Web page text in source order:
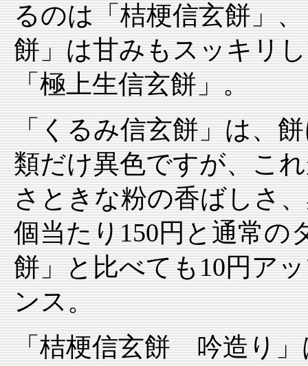
るのは「桔梗信玄餅」
餅」は甘みもスッキリ
「極上生信玄餅」。
「くるみ信玄餅」は、
類だけ異色ですが、こ
さときな粉の香ばしさ
個当たり150円と通常の
餅」と比べても10円ア
ンス。
「桔梗信玄餅 吟造り」